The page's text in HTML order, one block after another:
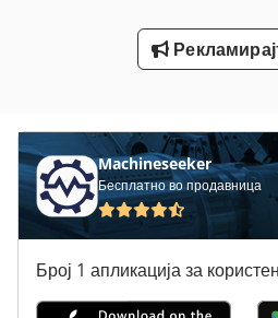
Machineseeker
Бесплатно во продавница
Број 1 апликација за